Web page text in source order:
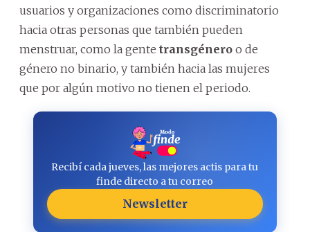
usuarios y organizaciones como discriminatorio
hacia otras personas que también pueden
menstruar, como la gente transgénero o de
género no binario, y también hacia las mujeres
que por algún motivo no tienen el periodo.
Recibí cada jueves, las mejores actis para tu
finde directo a tu correo
Newsletter